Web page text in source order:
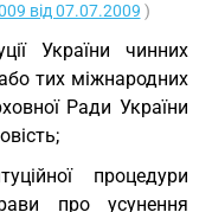
від 07.07.2009 )
України чинних
тих міжнародних
Ради України
процедури
про усунення